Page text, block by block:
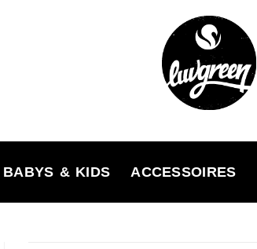
BABYS & KIDS ACCESSOIRES